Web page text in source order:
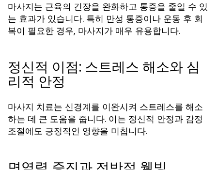
마사지는 근육의 긴장을 완화하고 통증을 줄일 수 있
는 효과가 있습니다. 특히 만성 통증이나 운동 후 회
복이 필요한 경우, 마사지가 매우 유용합니다.
정신적 이점: 스트레스 해소와 심
리적 안정
마사지 치료는 신경계를 이완시켜 스트레스를 해소
하는 데 큰 도움을 줍니다. 이는 정신적 안정과 감정
조절에도 긍정적인 영향을 미칩니다.